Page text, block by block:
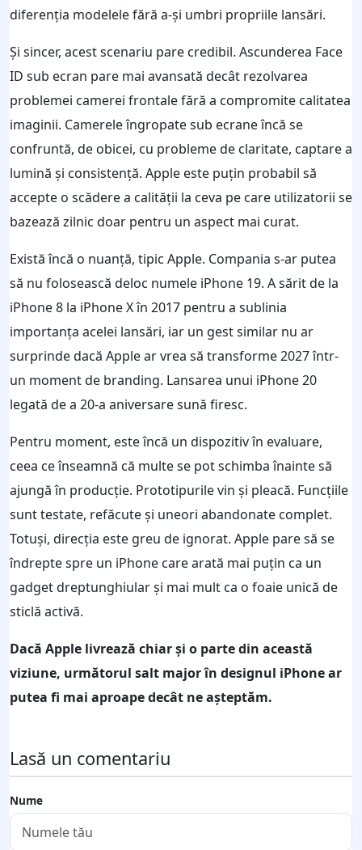
diferenţia modelele fără a-şi umbri propriile lansări.
Şi sincer, acest scenariu pare credibil. Ascunderea Face
ID sub ecran pare mai avansată decât rezolvarea
problemei camerei frontale fără a compromite calitatea
imaginii. Camerele îngropate sub ecrane încă se
confruntă, de obicei, cu probleme de claritate, captare a
lumină şi consistenţă. Apple este puţin probabil să
accepte o scădere a calităţii la ceva pe care utilizatorii se
bazează zilnic doar pentru un aspect mai curat.
Există încă o nuanţă, tipic Apple. Compania s-ar putea
să nu folosească deloc numele iPhone 19. A sărit de la
iPhone 8 la iPhone X în 2017 pentru a sublinia
importanţa acelei lansări, iar un gest similar nu ar
surprinde dacă Apple ar vrea să transforme 2027 într-
un moment de branding. Lansarea unui iPhone 20
legată de a 20-a aniversare sună firesc.
Pentru moment, este încă un dispozitiv în evaluare,
ceea ce înseamnă că multe se pot schimba înainte să
ajungă în producţie. Prototipurile vin şi pleacă. Funcţiile
sunt testate, refăcute şi uneori abandonate complet.
Totuşi, direcţia este greu de ignorat. Apple pare să se
îndrepte spre un iPhone care arată mai puţin ca un
gadget dreptunghiular şi mai mult ca o foaie unică de
sticlă activă.
Dacă Apple livrează chiar şi o parte din această
viziune, următorul salt major în designul iPhone ar
putea fi mai aproape decât ne aşteptăm.
Lasă un comentariu
Nume